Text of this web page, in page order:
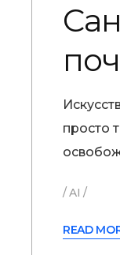
просто
AI
READ